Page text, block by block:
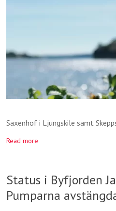
Saxenhof i Ljungskile samt
Read more
Status i Byfjorden
Pumparna